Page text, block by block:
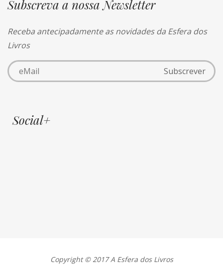
Subscreva a nossa Newsletter
Receba antecipadamente as novidades da Esfera dos
Livros
Social+
Copyright © 2017 A Esfera dos Livros